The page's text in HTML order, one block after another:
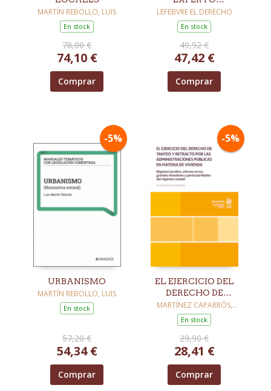
MARTÍN REBOLLO, LUIS
En stock
78,00 €
74,10 €
Comprar
EXTRANJERÍA (7ª
EDICIÓN)
LEFEBVRE EL DERECHO
En stock
49,92 €
47,42 €
Comprar
-5%
URBANISMO
MARTÍN REBOLLO, LUIS
En stock
57,20 €
54,34 €
Comprar
-5%
EL EJERCICIO DEL
DERECHO DE
TANTEO Y
RETRACTO POR LAS
ADMINISTRACIONES
PÚBLICAS EN
MATERIA DE
MARTÍNEZ CAPARRÓS,
EUGENIO
En stock
29,90 €
28,41 €
Comprar